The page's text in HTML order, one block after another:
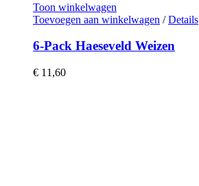
Toon winkelwagen
Toevoegen aan winkelwagen / Details
6-Pack Haeseveld Weizen
€ 11,60